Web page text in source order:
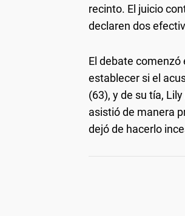
recinto. El juicio
declaren dos
El debate comenzó
establecer si el
(63), y de su tía,
asistió de manera
dejó de hacerlo